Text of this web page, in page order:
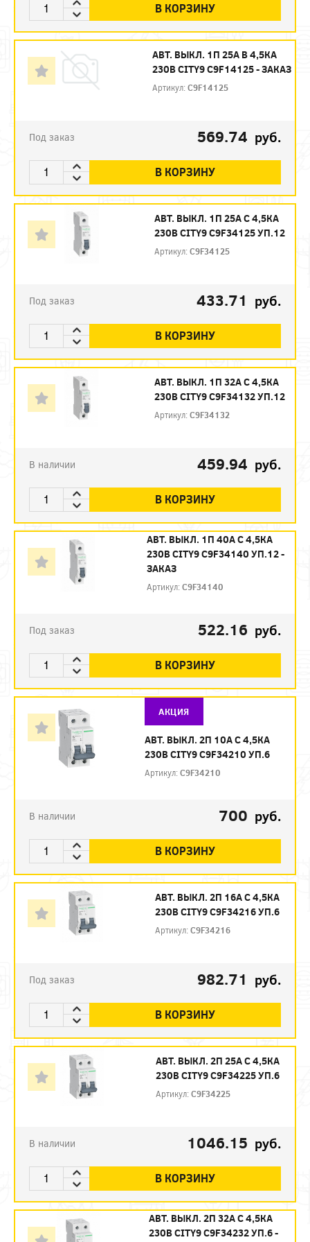
В КОРЗИНУ
АВТ. ВЫКЛ. 1П 25А B 4,5КА
230В CITY9 C9F14125 - ЗАКАЗ
Артикул:C9F14125
Под заказ 569.74 руб.
В КОРЗИНУ
АВТ. ВЫКЛ. 1П 25А С 4,5КА
230В CITY9 C9F34125 УП.12
Артикул:C9F34125
Под заказ 433.71 руб.
В КОРЗИНУ
АВТ. ВЫКЛ. 1П 32А С 4,5КА
230В CITY9 C9F34132 УП.12
Артикул:C9F34132
В наличии 459.94 руб.
В КОРЗИНУ
АВТ. ВЫКЛ. 1П 40А С 4,5КА
230В CITY9 C9F34140 УП.12 -
ЗАКАЗ
Артикул:C9F34140
Под заказ 522.16 руб.
В КОРЗИНУ
АКЦИЯ
АВТ. ВЫКЛ. 2П 10А С 4,5КА
230В CITY9 C9F34210 УП.6
Артикул:C9F34210
В наличии 700 руб.
В КОРЗИНУ
АВТ. ВЫКЛ. 2П 16А С 4,5КА
230В CITY9 C9F34216 УП.6
Артикул:C9F34216
Под заказ 982.71 руб.
В КОРЗИНУ
АВТ. ВЫКЛ. 2П 25А С 4,5КА
230В CITY9 C9F34225 УП.6
Артикул:C9F34225
В наличии 1046.15 руб.
В КОРЗИНУ
АВТ. ВЫКЛ. 2П 32А С 4,5КА
230В CITY9 C9F34232 УП.6 -